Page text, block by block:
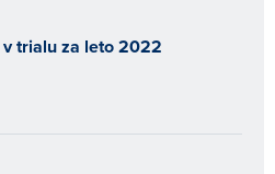
trialu za leto 2022